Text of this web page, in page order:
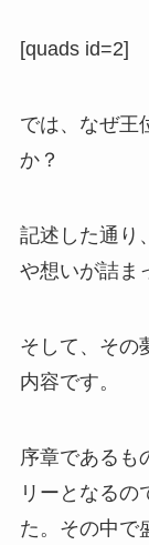
[quads id=2]
では、なぜ王
か？
記述した通り
や想いが詰ま
そして、その
内容です。
序章であるも
リーとなるの
た。その中で